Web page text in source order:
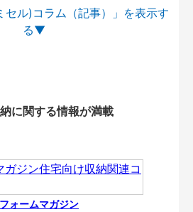
セル)コラム（記事）」を
に関する情報が満載
ォームマガジン